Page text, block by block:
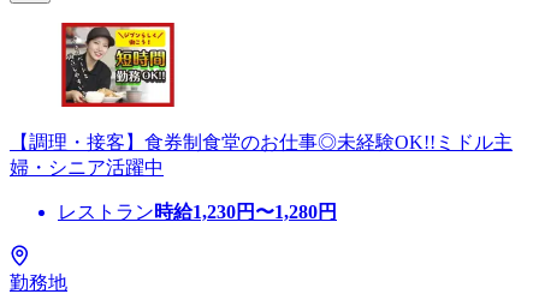
【調理・接客】食券制食堂のお仕事◎未経験OK!!ミドル主
婦・シニア活躍中
レストラン時給1,230円〜1,280円
勤務地